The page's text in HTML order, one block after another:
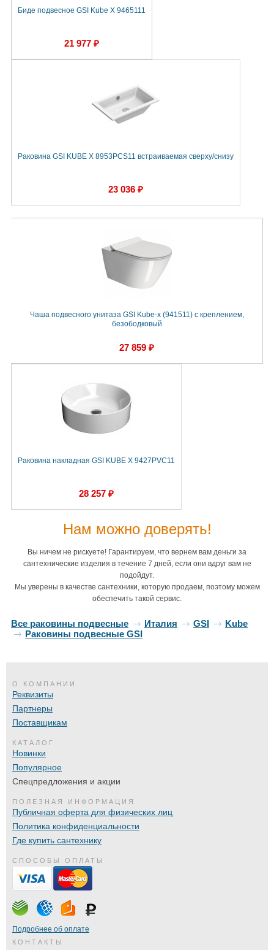
Биде подвесное GSI Kube X 9465111
21 977 ₽
Раковина GSI KUBE X 8953PCS11 встраиваемая сверху/снизу
23 036 ₽
Чаша подвесного унитаза GSI Kube-x (941511) с креплением,
безободковый
27 859 ₽
Раковина накладная GSI KUBE X 9427PVC11
28 257 ₽
Нам можно доверять!
Вы ничем не рискуете! Гарантируем, что вернем вам деньги за
сантехнические изделия в течение 7 дней, если они вдруг вам не
подойдут.
Мы уверены в качестве сантехники, которую продаем, поэтому можем
обеспечить такой сервис.
Все раковины подвесные Италия GSI
Kube
Раковины подвесные GSI
О КОМПАНИИ
Реквизиты
Партнеры
Поставщикам
КАТАЛОГ
Новинки
Популярное
Спецпредложения и акции
ПОЛЕЗНАЯ ИНФОРМАЦИЯ
Публичная оферта для физических лиц
Политика конфиденциальности
Где купить сантехнику
СПОСОБЫ ОПЛАТЫ
Подробнее об оплате
КОНТАКТЫ